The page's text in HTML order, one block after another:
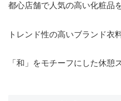
都心店舗で人気の高い化粧品
トレンド性の高いブランド衣
「和」をモチーフにした休憩